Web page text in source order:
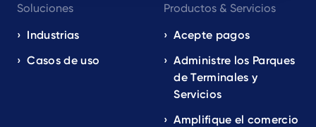
navigation
EN
Soluciones
Industrias
Casos de uso
Productos & Servicios
Acepte pagos
Administre los Parques
de Terminales y
Servicios
Amplifique el comercio